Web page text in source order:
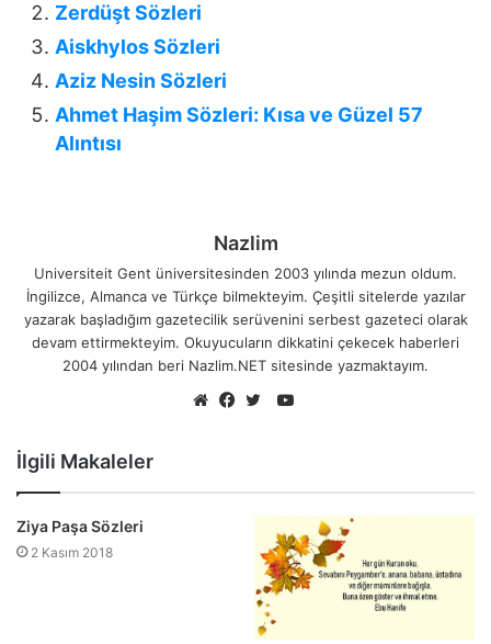
Zerdüşt Sözleri
Aiskhylos Sözleri
Aziz Nesin Sözleri
Ahmet Haşim Sözleri: Kısa ve Güzel 57
Alıntısı
Nazlim
Universiteit Gent üniversitesinden 2003 yılında mezun oldum.
İngilizce, Almanca ve Türkçe bilmekteyim. Çeşitli sitelerde yazılar
yazarak başladığım gazetecilik serüvenini serbest gazeteci olarak
devam ettirmekteyim. Okuyucuların dikkatini çekecek haberleri
2004 yılından beri Nazlim.NET sitesinde yazmaktayım.
YouTube
İlgili Makaleler
Ziya Paşa Sözleri
2 Kasım 2018